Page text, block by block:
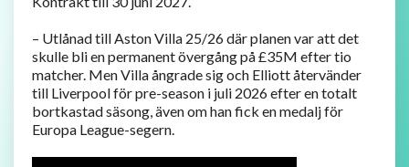
– Utlånad till Aston Villa 25/26 där planen var att det
skulle bli en permanent övergång på £35M efter tio
matcher. Men Villa ångrade sig och Elliott återvänder
till Liverpool för pre-season i juli 2026 efter en totalt
bortkastad säsong, även om han fick en medalj för
Europa League-segern.